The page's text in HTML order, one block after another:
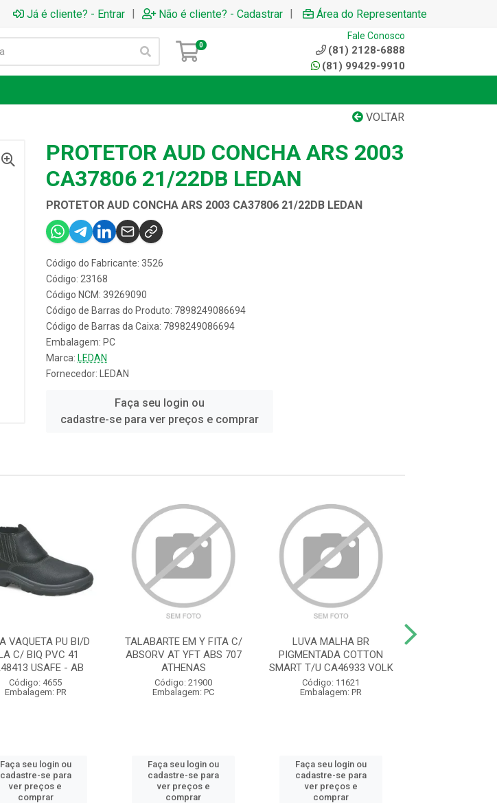
Já é cliente? - Entrar | Não é cliente? - Cadastrar | Área do Representante
0
Fale Conosco
(81) 2128-6888
(81) 99429-9910
VOLTAR
PROTETOR AUD CONCHA ARS 2003
CA37806 21/22DB LEDAN
PROTETOR AUD CONCHA ARS 2003 CA37806 21/22DB LEDAN
Código do Fabricante: 3526
Código: 23168
Código NCM: 39269090
Código de Barras do Produto: 7898249086694
Código de Barras da Caixa: 7898249086694
Embalagem: PC
Marca: LEDAN
Fornecedor:
LEDAN
Faça seu login ou
cadastre-se para ver preços e comprar
VAQUETA PU BI/D
C/ BIQ PVC 41
USAFE - AB
Código: 4655
Embalagem: PR
Faça seu login ou
cadastre-se para
ver preços e
comprar
TALABARTE EM Y FITA C/
ABSORV AT YFT ABS 707
ATHENAS
Código: 21900
Embalagem: PC
Faça seu login ou
cadastre-se para
ver preços e
comprar
LUVA MALHA BR
PIGMENTADA COTTON
SMART T/U CA46933 VOLK
Código: 11621
Embalagem: PR
Faça seu login ou
cadastre-se para
ver preços e
comprar